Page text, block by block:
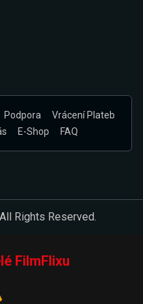
Podpora
Vrácení Plateb
E-Shop FAQ
Rights Reserved.
FilmFlixu